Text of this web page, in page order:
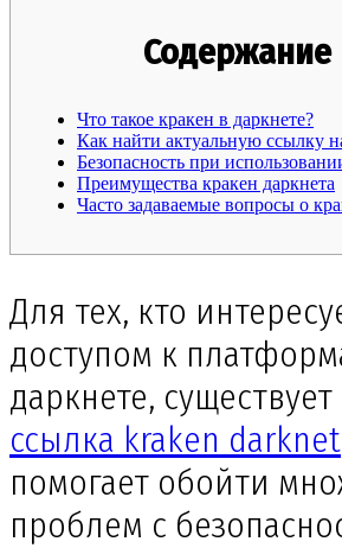
Содержание
Что такое кракен в даркнете?
Как найти актуальную ссылку
Безопасность при
Преимущества кракен даркнета
Часто задаваемые вопросы о
Для тех, кто
доступом к
даркнете, существует
ссылка kraken darknet
помогает обойти
проблем с